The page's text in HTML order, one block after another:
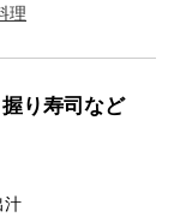
理
り寿司など
汁